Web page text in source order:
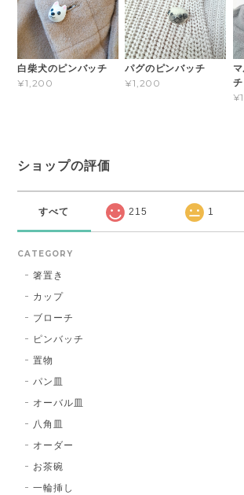
白柴犬のピンバッチ
¥1,200
パグのピンバッチ
¥1,200
チ
ショップの評価
すべて 215 1
CATEGORY
箸置き
カップ
ブローチ
ピンバッチ
置物
パン皿
オーバル皿
八角皿
オーダー
お茶碗
一輪挿し